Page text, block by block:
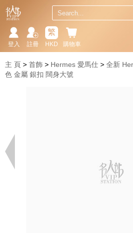
購物車
繁
HKD
註冊
登入
主 頁 首飾 Hermes 愛馬仕
全新
色 金屬 銀扣 闊身大號